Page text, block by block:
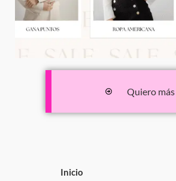
Quiero más
Inicio